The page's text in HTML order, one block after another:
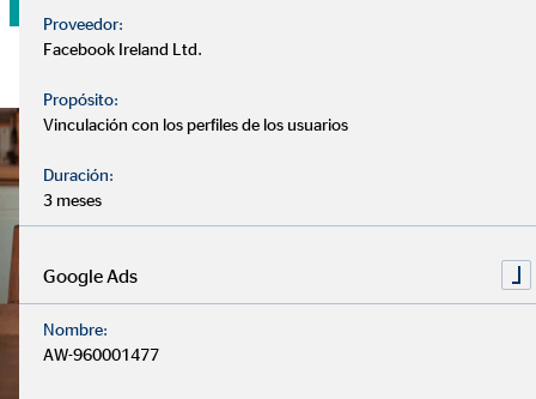
Proveedor:
Facebook Ireland Ltd.
Propósito:
Vinculación con los perfiles de los usuarios
Duración:
3 meses
Google Ads
Nombre:
AW-960001477